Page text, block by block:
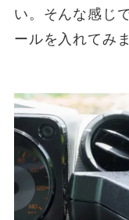
い。そんな感じ
ールを入れてみ